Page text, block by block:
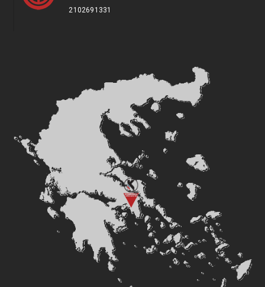
2102691331